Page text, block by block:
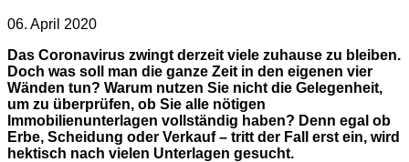
06. April 2020
Das Coronavirus zwingt derzeit viele zuhause zu bleiben.
Doch was soll man die ganze Zeit in den eigenen vier
Wänden tun? Warum nutzen Sie nicht die Gelegenheit,
um zu überprüfen, ob Sie alle nötigen
Immobilienunterlagen vollständig haben? Denn egal ob
Erbe, Scheidung oder Verkauf – tritt der Fall erst ein, wird
hektisch nach vielen Unterlagen gesucht.